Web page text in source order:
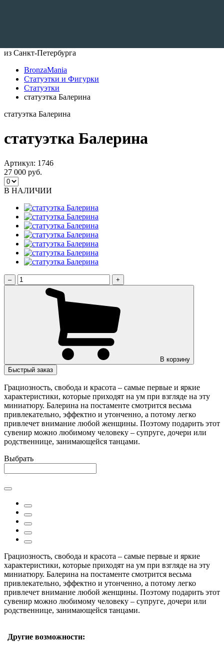
из Санкт-Петербурга
BronzaMania
Статуэтки и Фигурки
Статуэтки
статуэтка Балерина
статуэтка Балерина
статуэтка Балерина
Артикул: 1746
27 000 руб.
В НАЛИЧИИ
– +
В корзину
Быстрый заказ
Грациозность, свобода и красота – самые первые и яркие
характеристики, которые приходят на ум при взгляде на эту
миниатюру. Балерина на постаменте смотрится весьма
привлекательно, эффектно и утонченно, а потому легко
привлечет внимание любой женщины. Поэтому подарить этот
сувенир можно любимому человеку – супруге, дочери или
родственнице, занимающейся танцами.
Выбрать
Грациозность, свобода и красота – самые первые и яркие
характеристики, которые приходят на ум при взгляде на эту
миниатюру. Балерина на постаменте смотрится весьма
привлекательно, эффектно и утонченно, а потому легко
привлечет внимание любой женщины. Поэтому подарить этот
сувенир можно любимому человеку – супруге, дочери или
родственнице, занимающейся танцами.
Другие возможности: